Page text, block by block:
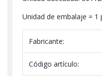
Unidad de embalaje = 1
Fabricante:
Código artículo: